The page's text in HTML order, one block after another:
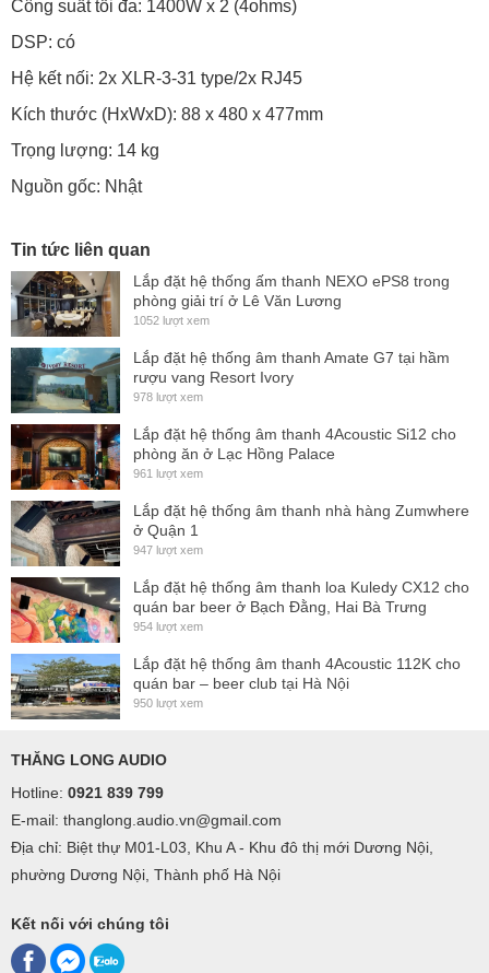
Công suất tối đa: 1400W x 2 (4ohms)
DSP: có
Hệ kết nối: 2x XLR-3-31 type/2x RJ45
Kích thước (HxWxD): 88 x 480 x 477mm
Trọng lượng: 14 kg
Nguồn gốc: Nhật
Tin tức liên quan
Lắp đặt hệ thống ấm thanh NEXO ePS8 trong
phòng giải trí ở Lê Văn Lương
1052 lượt xem
Lắp đặt hệ thống âm thanh Amate G7 tại hầm
rượu vang Resort Ivory
978 lượt xem
Lắp đặt hệ thống âm thanh 4Acoustic Si12 cho
phòng ăn ở Lạc Hồng Palace
961 lượt xem
Lắp đặt hệ thống âm thanh nhà hàng Zumwhere
ở Quận 1
947 lượt xem
Lắp đặt hệ thống âm thanh loa Kuledy CX12 cho
quán bar beer ở Bạch Đằng, Hai Bà Trưng
954 lượt xem
Lắp đặt hệ thống âm thanh 4Acoustic 112K cho
quán bar – beer club tại Hà Nội
950 lượt xem
THĂNG LONG AUDIO
Hotline: 0921 839 799
E-mail: thanglong.audio.vn@gmail.com
Địa chỉ: Biệt thự M01-L03, Khu A - Khu đô thị mới Dương Nội,
phường Dương Nội, Thành phố Hà Nội
Kết nối với chúng tôi